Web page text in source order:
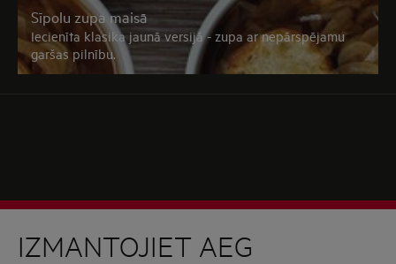
Sīpolu zupa maisā
Iecienīta klasika jaunā versijā - zupa ar nepārspējamu
garšas pilnību.
IZMANTOJIET AEG